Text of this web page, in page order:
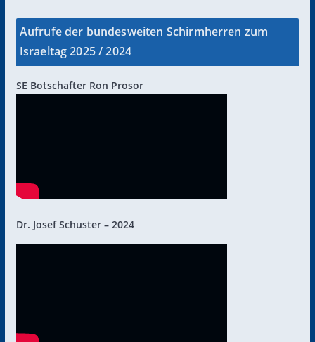
Aufrufe der bundesweiten Schirmherren zum
Israeltag 2025 / 2024
SE Botschafter Ron Prosor
Dr. Josef Schuster – 2024